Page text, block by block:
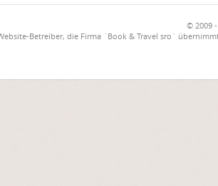
© 2009
Betreiber, die Firma `Book & Travel sro`